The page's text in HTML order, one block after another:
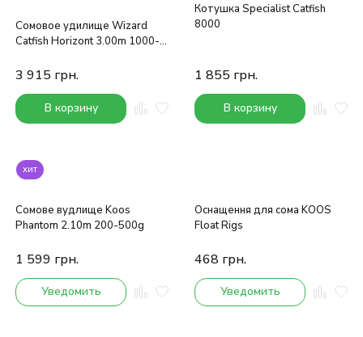
Сомовое удилище Wizard
Catfish Horizont 3.00m 1000-
3 915 грн.
В корзину
Котушка Specialist Catfish
8000
1 855 грн.
В корзину
хит
Сомове вудлище Koos
Phantom 2.10m 200-500g
1 599 грн.
Уведомить
Оснащення для сома KOOS
Float Rigs
468 грн.
Уведомить